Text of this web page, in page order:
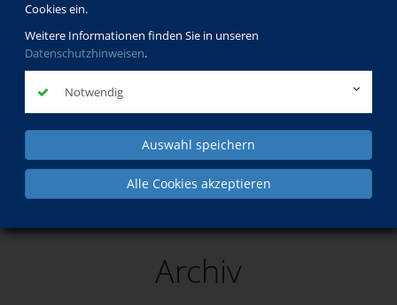
Cookies ein.
Weitere Informationen finden Sie in unseren
Datenschutzhinweisen.
Notwendig
Auswahl speichern
Alle Cookies akzeptieren
Archiv